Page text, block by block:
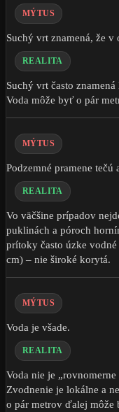
MÝTUS
Suchý vrt znamená, že
REALITA
Suchý vrt často
Voda môže byť o pár
MÝTUS
Podzemné pramene tečú
REALITA
Vo väčšine prípadov
puklinách a póroch
prítoky často úzke
cm) – nie široké korytá.
MÝTUS
Voda je všade.
REALITA
Voda nie je
Zvodnenie je lokálne a
o pár metrov ďalej